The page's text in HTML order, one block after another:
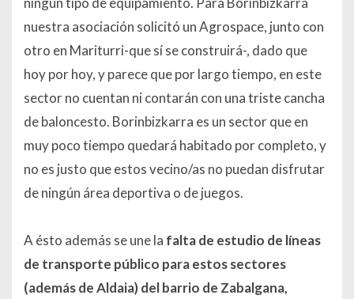
nuestra asociación solicitó un Agrospace, junto con
otro en Mariturri-que sí se construirá-, dado que
hoy por hoy, y parece que por largo tiempo, en este
sector no cuentan ni contarán con una triste cancha
de baloncesto. Borinbizkarra es un sector que en
muy poco tiempo quedará habitado por completo, y
no es justo que estos vecino/as no puedan disfrutar
de ningún área deportiva o de juegos.
A ésto además se une la falta de estudio de líneas
de transporte público para estos sectores
(además de Aldaia)del barrio de Zabalgana,